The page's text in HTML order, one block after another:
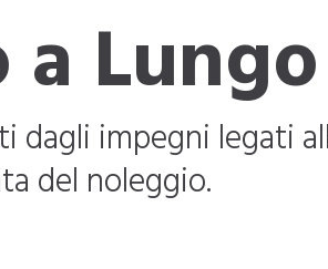
dagli impegni legati
del noleggio.